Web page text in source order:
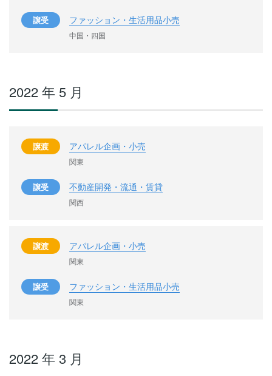
譲受 ファッション・生活用品小売
中国・四国
2022 年 5 月
譲渡 アパレル企画・小売
関東
譲受 不動産開発・流通・賃貸
関西
譲渡 アパレル企画・小売
関東
譲受 ファッション・生活用品小売
関東
2022 年 3 月